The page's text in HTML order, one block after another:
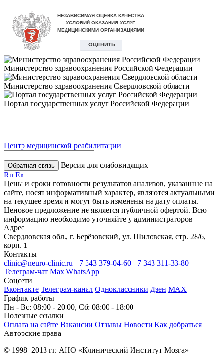
Министерство здравоохранения Российской Федерации
Министерство здравоохранения Свердловской области
Портал государственных услуг Российской Федерации
Центр медицинской реабилитации
Обратная связь
Версия для слабовидящих
Ru En
Цены и сроки готовности результатов анализов, указанные на
сайте, носят информативный характер, являются актуальными
на текущее время и могут быть изменены на дату оплаты.
Ценовое предложение не является публичной офертой. Всю
информацию необходимо уточняйте у администраторов
Адрес
Свердловская обл., г. Берёзовский, ул. Шиловская, стр. 28/6,
корп. 1
Контакты
clinic@neuro-clinic.ru +7 343 379-04-60 +7 343 311-33-80
Телеграм-чат Max WhatsApp
Соцсети
Вконтакте Телеграм-канал Одноклассники Дзен МАХ
График работы
Пн - Вс: 08:00 - 20:00, Сб: 08:00 - 18:00
Полезные ссылки
Оплата на сайте Вакансии Отзывы Новости Как добраться
Авторские права
© 1998–2013 гг. АНО «Клинический Институт Мозга»